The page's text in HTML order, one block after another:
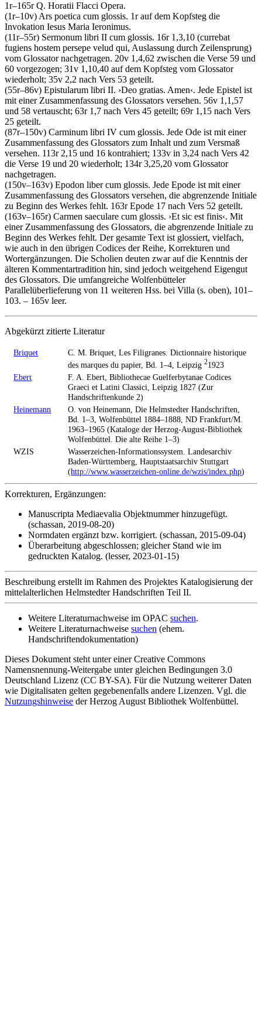
1r–165rQ. Horatii Flacci Opera.
(1r–10v) Ars poetica cum glossis. 1r auf dem Kopfsteg die
Invokation Iesus Maria Ieronimus.
(11r–55r) Sermonum libri II cum glossis. 16r 1,3,10 (currebat
fugiens hostem persepe velud qui, Auslassung durch Zeilensprung)
vom Glossator nachgetragen. 20v 1,4,62 zwischen die Verse 59 und
60 vorgezogen; 31v 1,10,40 auf dem Kopfsteg vom Glossator
wiederholt; 35v 2,2 nach Vers 53 geteilt.
(55r–86v) Epistularum libri II. ›Deo gratias. Amen‹. Jede Epistel ist
mit einer Zusammenfassung des Glossators versehen. 56v 1,1,57
und 58 vertauscht; 63r 1,7 nach Vers 45 geteilt; 69r 1,15 nach Vers
25 geteilt.
(87r–150v) Carminum libri IV cum glossis. Jede Ode ist mit einer
Zusammenfassung des Glossators zum Inhalt und zum Versmaß
versehen. 113r 2,15 und 16 kontrahiert; 133v in 3,24 nach Vers 42
die Verse 19 und 20 wiederholt; 134r 3,25,20 vom Glossator
nachgetragen.
(150v–163v) Epodon libercum glossis. Jede Epode ist mit einer
Zusammenfassung des Glossators versehen, die abgrenzende Initiale
zu Beginn des Werkes fehlt. 163r Epode 17 nach Vers 52 geteilt.
(163v–165r) Carmen saeculare cum glossis. ›Et sic est finis‹. Mit
einer Zusammenfassung des Glossators, die abgrenzende Initiale zu
Beginn des Werkes fehlt. Der gesamte Text ist glossiert, vielfach,
wie auch in den übrigen Codices der Reihe, Korrekturen und
Wortergänzungen. Die Scholien deuten zwar auf die Kenntnis der
älteren Kommentartradition hin, sind jedoch weitgehend Eigengut
des Glossators. Die umfangreiche Wolfenbütteler
Parallelüberlieferung von 11 weiteren Hss. bei Villa (s. oben), 101–
103. – 165v leer.
Abgekürzt zitierte Literatur
Briquet
C. M. Briquet, Les Filigranes. Dictionnaire historique
des marques du papier, Bd. 1–4, Leipzig21923
Ebert
F. A. Ebert, Bibliothecae Guelferbytanae Codices
Graeci et Latini Classici, Leipzig 1827 (Zur
Handschriftenkunde 2)
Heinemann
O. von Heinemann, Die Helmstedter Handschriften,
Bd. 1–3, Wolfenbüttel 1884–1888, ND Frankfurt/M.
1963–1965 (Kataloge der Herzog-August-Bibliothek
Wolfenbüttel. Die alte Reihe 1–3)
WZIS
Wasserzeichen-Informationssystem. Landesarchiv
Baden-Württemberg, Hauptstaatsarchiv Stuttgart
(http://www.wasserzeichen-online.de/wzis/index.php)
Korrekturen, Ergänzungen:
Manuscripta Mediaevalia Objektnummer hinzugefügt.
(schassan, 2019-08-20)
Normdaten ergänzt bzw. korrigiert. (schassan, 2015-09-04)
Überarbeitung abgeschlossen; gleicher Stand wie im
gedruckten Katalog. (lesser, 2023-01-15)
Beschreibung erstellt im Rahmen des Projektes Katalogisierung der
mittelalterlichen Helmstedter Handschriften Teil II.
Weitere Literaturnachweise im OPAC suchen.
Weitere Literaturnachweise suchen (ehem.
Handschriftendokumentation)
Dieses Dokument steht unter einer Creative Commons
Namensnennung-Weitergabe unter gleichen Bedingungen 3.0
Deutschland Lizenz (CC BY-SA). Für die Nutzung weiterer Daten
wie Digitalisaten gelten gegebenenfalls andere Lizenzen. Vgl. die
Nutzungshinweise der Herzog August Bibliothek Wolfenbüttel.